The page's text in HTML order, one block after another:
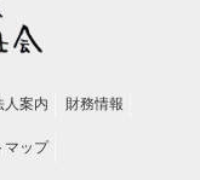
人案内 財務情報
マップ